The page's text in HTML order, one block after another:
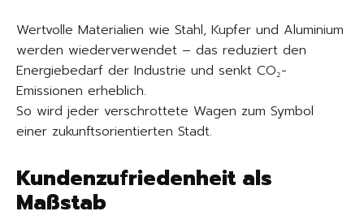
Wertvolle Materialien wie Stahl, Kupfer und Aluminium
werden wiederverwendet – das reduziert den
Energiebedarf der Industrie und senkt CO₂-
Emissionen erheblich.
So wird jeder verschrottete Wagen zum Symbol
einer zukunftsorientierten Stadt.
Kundenzufriedenheit als
Maßstab